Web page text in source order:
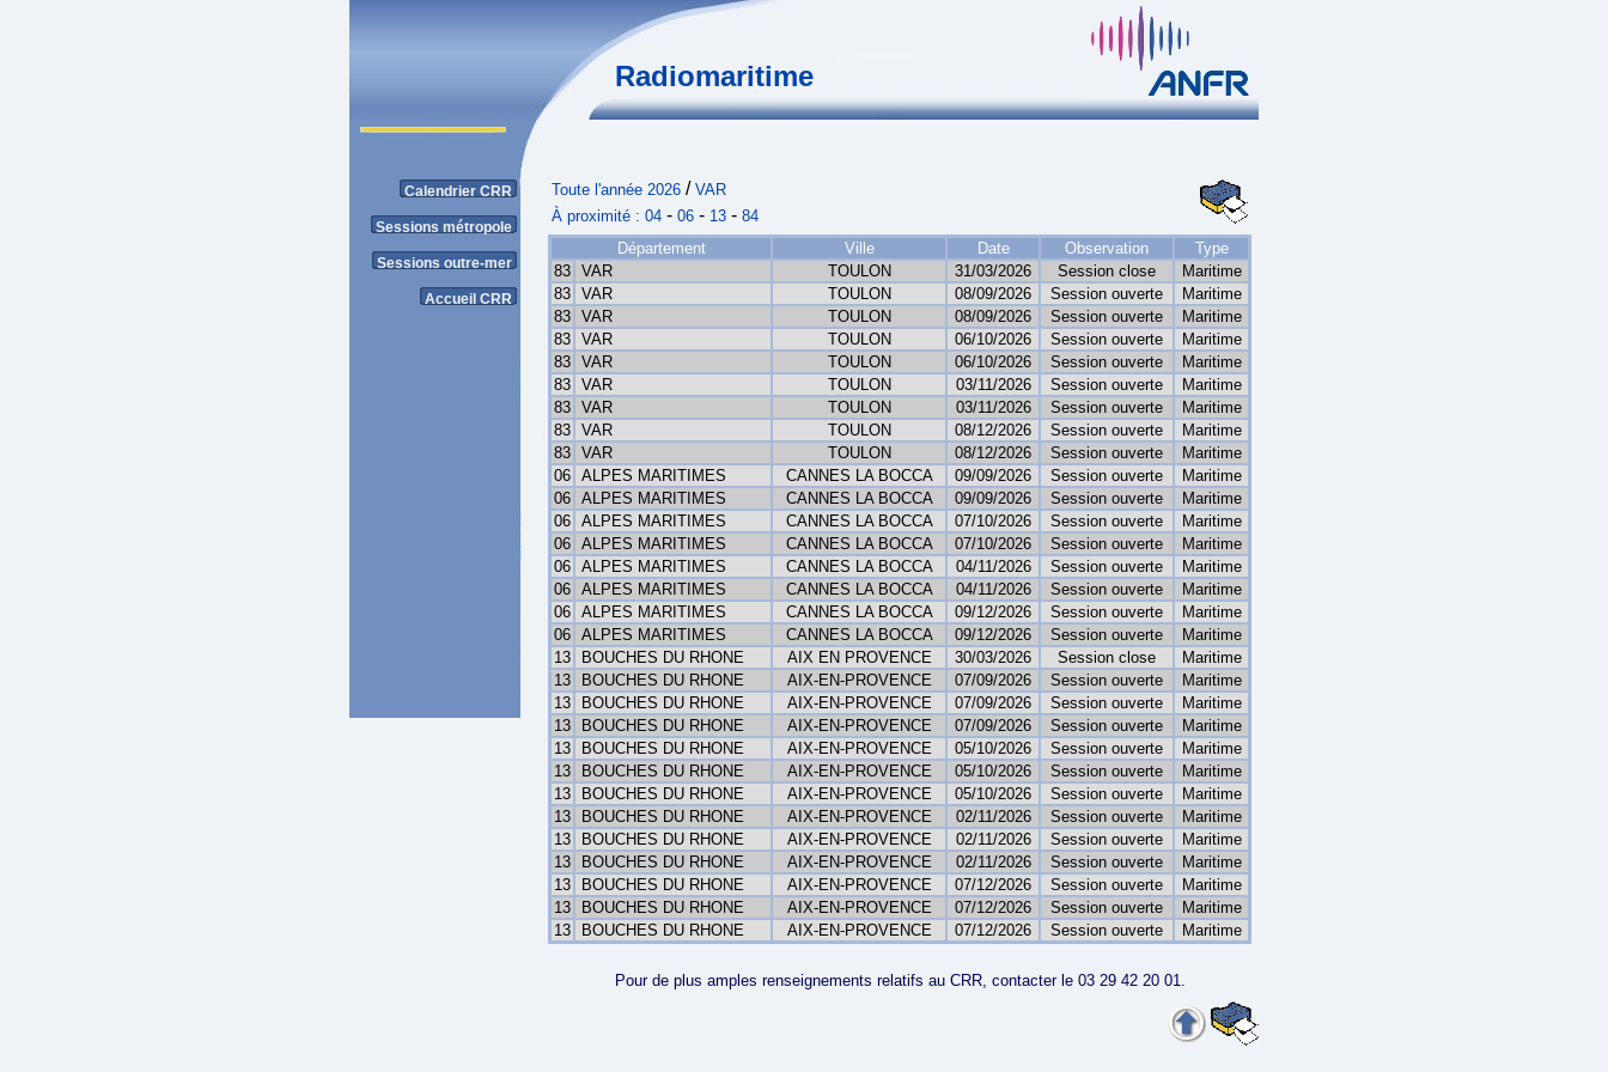
Radiomaritime
Calendrier CRR
Sessions métropole
Sessions outre-mer
Accueil CRR
Toute l'année 2026 / VAR
À proximité : 04 - 06 - 13 - 84
Département
Ville Date Observation
Type
83 VAR TOULON 31/03/2026 Session close
Maritime
83 VAR TOULON 08/09/2026 Session ouverte
Maritime
83 VAR TOULON 08/09/2026 Session ouverte
Maritime
83 VAR TOULON 06/10/2026 Session ouverte
Maritime
83 VAR TOULON 06/10/2026 Session ouverte
Maritime
83 VAR TOULON 03/11/2026 Session ouverte
Maritime
83 VAR TOULON 03/11/2026 Session ouverte
Maritime
83 VAR TOULON 08/12/2026 Session ouverte
Maritime
83 VAR TOULON 08/12/2026 Session ouverte
Maritime
06 ALPES MARITIMES CANNES LA BOCCA 09/09/2026 Session ouverte
Maritime
06 ALPES MARITIMES CANNES LA BOCCA 09/09/2026 Session ouverte
Maritime
06 ALPES MARITIMES CANNES LA BOCCA 07/10/2026 Session ouverte
Maritime
06 ALPES MARITIMES CANNES LA BOCCA 07/10/2026 Session ouverte
Maritime
06 ALPES MARITIMES CANNES LA BOCCA 04/11/2026 Session ouverte
Maritime
06 ALPES MARITIMES CANNES LA BOCCA 04/11/2026 Session ouverte
Maritime
06 ALPES MARITIMES CANNES LA BOCCA 09/12/2026 Session ouverte
Maritime
06 ALPES MARITIMES CANNES LA BOCCA 09/12/2026 Session ouverte
Maritime
13
BOUCHES DU RHONE AIX EN PROVENCE 30/03/2026 Session close
Maritime
13
BOUCHES DU RHONE AIX-EN-PROVENCE 07/09/2026 Session ouverte
Maritime
13
BOUCHES DU RHONE AIX-EN-PROVENCE 07/09/2026 Session ouverte
Maritime
13
BOUCHES DU RHONE AIX-EN-PROVENCE 07/09/2026 Session ouverte
Maritime
13
BOUCHES DU RHONE AIX-EN-PROVENCE 05/10/2026 Session ouverte
Maritime
13
BOUCHES DU RHONE AIX-EN-PROVENCE 05/10/2026 Session ouverte
Maritime
13
BOUCHES DU RHONE AIX-EN-PROVENCE 05/10/2026 Session ouverte
Maritime
13
BOUCHES DU RHONE AIX-EN-PROVENCE 02/11/2026 Session ouverte
Maritime
13
BOUCHES DU RHONE AIX-EN-PROVENCE 02/11/2026 Session ouverte
Maritime
13
BOUCHES DU RHONE AIX-EN-PROVENCE 02/11/2026 Session ouverte
Maritime
13
BOUCHES DU RHONE AIX-EN-PROVENCE 07/12/2026 Session ouverte
Maritime
13
BOUCHES DU RHONE AIX-EN-PROVENCE 07/12/2026 Session ouverte
Maritime
13
BOUCHES DU RHONE AIX-EN-PROVENCE 07/12/2026 Session ouverte Maritime
Pour de plus amples renseignements relatifs au CRR, contacter le 03 29 42 20 01.